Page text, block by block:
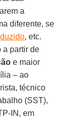
a
diferente, se
, etc.
a partir de
e maior
– ao
técnico
(SST),
IN, em